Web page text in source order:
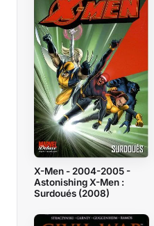
X-Men - 2004-2005 -
Astonishing X-Men :
Surdoués (2008)